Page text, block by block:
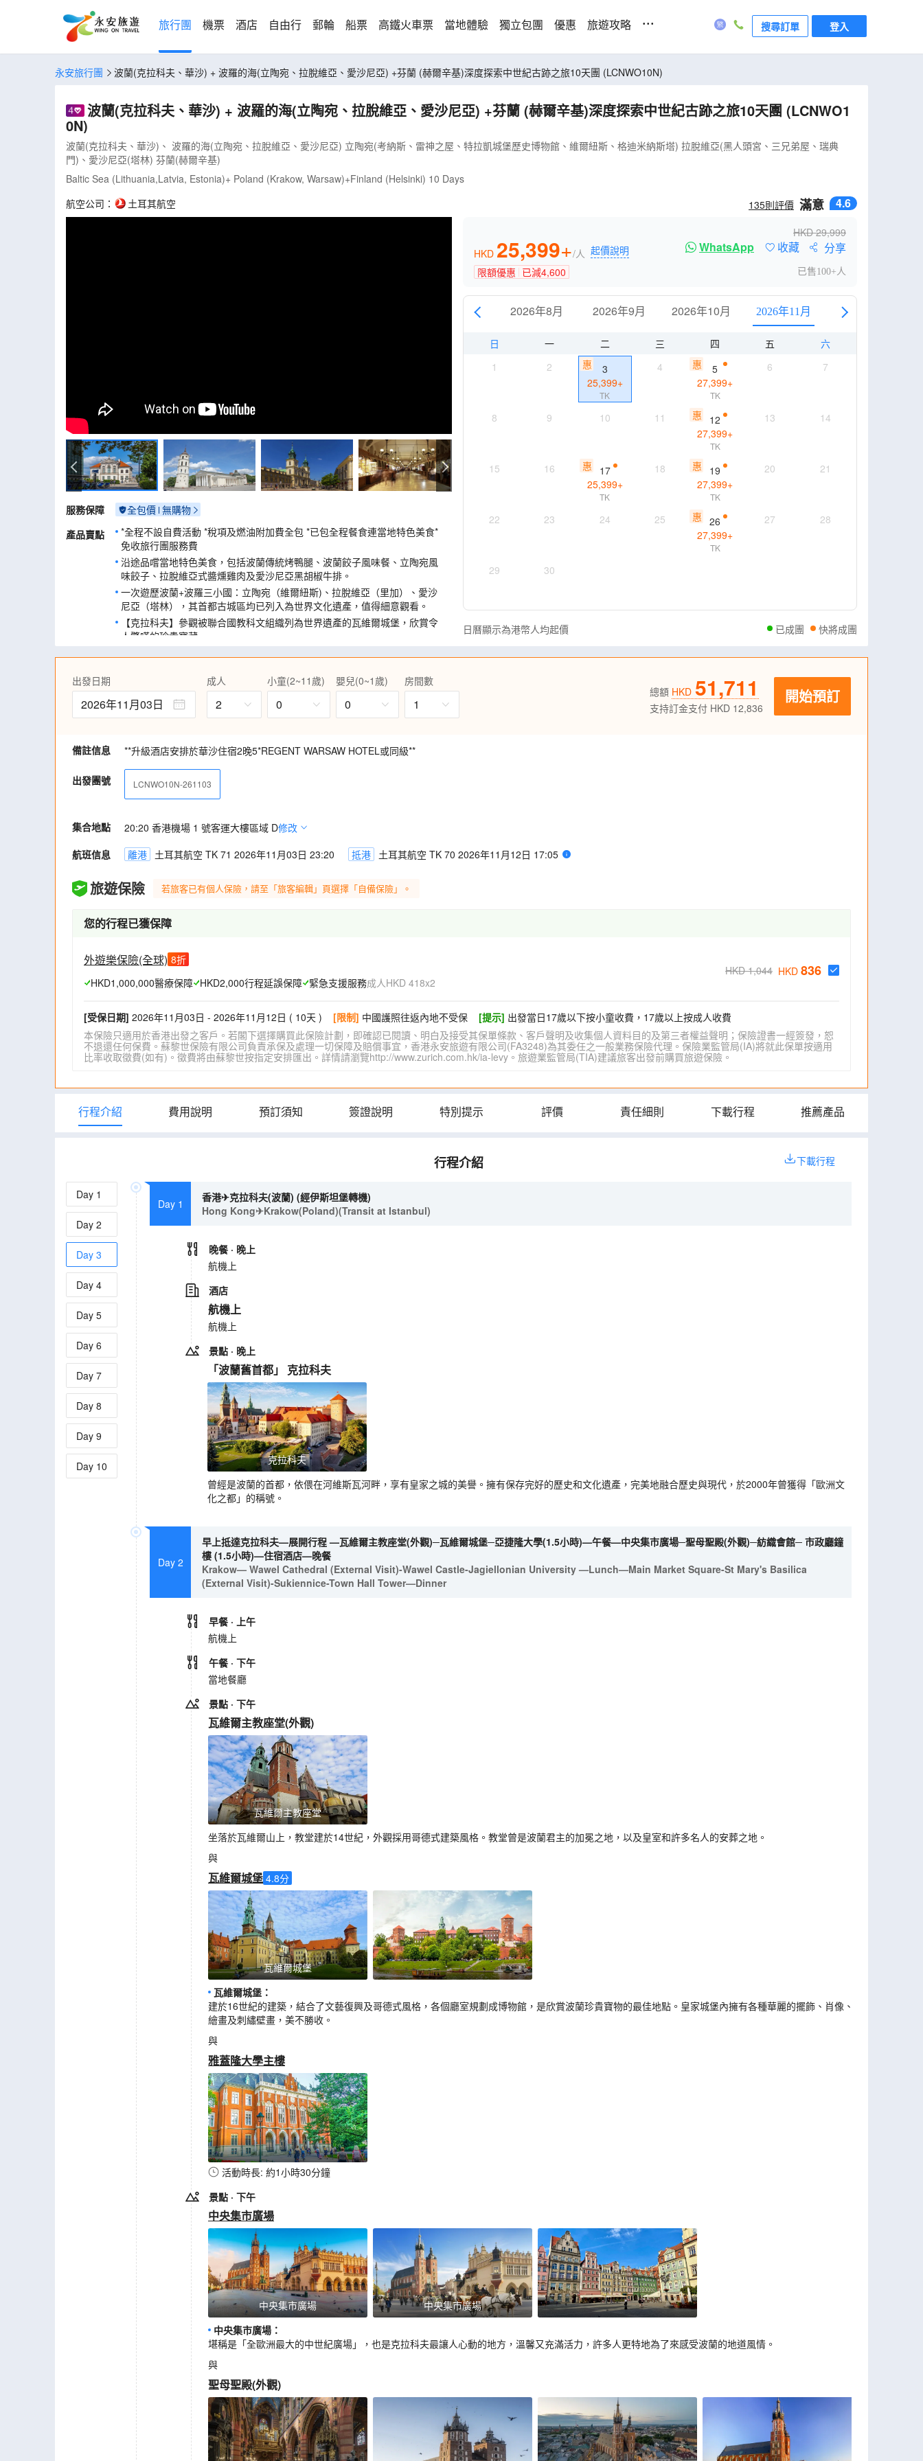
旅行團 機票 酒店 自由行 郵輪 船票 高鐵火車票 當地體驗 獨立包團 優惠 旅遊攻略 ... 搜尋訂單 登入
永安旅行團 波蘭(克拉科夫、華沙) + 波羅的海(立陶宛、拉脫維亞、愛沙尼亞) +芬蘭 (赫爾辛基)深度探索中世紀古跡之旅10天團 (LCNWO10N)
波蘭(克拉科夫、華沙) + 波羅的海(立陶宛、拉脫維亞、愛沙尼亞) +芬蘭 (赫爾辛基)深度探索中世紀古跡之旅10天團 (LCNWO1
0N)
波蘭(克拉科夫、華沙)、 波羅的海(立陶宛、拉脫維亞、愛沙尼亞) 立陶宛(考納斯、雷神之屋、特拉凱城堡歷史博物館、維爾紐斯、格迪米納斯塔) 拉脫維亞(黑人頭宮、三兄弟屋、瑞典
門)、愛沙尼亞(塔林) 芬蘭(赫爾辛基)
Baltic Sea (Lithuania,Latvia, Estonia)+ Poland (Krakow, Warsaw)+Finland (Helsinki) 10 Days
航空公司：
土耳其航空 135則評價 滿意 4.6
服務保障 全包價 無購物
產品賣點
*全程不設自費活動 *稅項及燃油附加費全包 *已包全程餐食連當地特色美食*
免收旅行團服務費
沿途品嚐當地特色美食，包括波蘭傳統烤鴨腿、波蘭餃子風味餐、立陶宛風
味餃子、拉脫維亞式醬燻雞肉及愛沙尼亞黑胡椒牛排。
一次遊歷波蘭+波羅三小國：立陶宛（維爾紐斯)、拉脫維亞（里加）、愛沙
尼亞（塔林），其首都古城區均已列入為世界文化遺產，值得細意觀看。
【克拉科夫】參觀被聯合國教科文組織列為世界遺產的瓦維爾城堡，欣賞令
人驚嘆的珍貴寶藏。
【克拉科夫】歷史見證之旅~奧斯威辛集中營，了解二戰期間納粹德國的暴
行，見證歷史遺跡。
【華沙】到訪收藏音樂家蕭邦之心藏而聞名全球的「聖十字教堂」(外觀)和蕭
【立陶宛】到訪湖中紅堡~特拉凱城堡歷史博物館，見證立陶宛歷史。
【立陶宛】重本包入場參觀波羅的海三小國中最負盛名之「隆黛爾宮」，由
義大利巴洛克天才大師建造而成。鵝黃色的宮殿搭配巴洛克式庭園，展現雍
容華貴的氣度。
【拉脫維亞】探訪拉脫維亞首都里加，參觀著名的三兄弟屋、市政廣場及證
【愛沙尼亞】漫步塔林市中心有趣街名~長、短腿街，短腿街沿途滿佈藝術廊
與商店，極具文化氣息。
【愛沙尼亞】乘渡輪由愛沙尼亞首都~塔林往赫爾辛基，省時舒適。
HKD29,999
HKD 25,399+/人 起價說明
限額優惠 已減4,600
WhatsApp 收藏 分享
已售100+人
2026年8月 2026年9月 2026年10月 2026年11月 2026年12月
日 一 二 三 四 五
六
1
2 惠
3
25,399+
TK
4 惠
5
27,399+
TK
6 7
8 9 10 11 惠
12
27,399+
TK
13 14
15 16 惠
17
25,399+
TK
18 惠
19
27,399+
TK
20 21
22 23 24 25 惠
26
27,399+
TK
27 28
29 30
日曆顯示為港幣人均起價 已成團 快將成團
出發日期
2026年11月03日
成人
2
小童(2~11歲)
0
嬰兒(0~1歲)
0
房間數
1
總額 HKD 51,711
支持訂金支付 HKD 12,836
開始預訂
備註信息 **升級酒店安排於華沙住宿2晚5*REGENT WARSAW HOTEL或同級**
出發團號 LCNWO10N-261103
集合地點 20:20 香港機場 1 號客運大樓區域 D修改
航班信息
離港 土耳其航空 TK 71 2026年11月03日 23:20 抵港 土耳其航空 TK 70 2026年11月12日 17:05
旅遊保險 若旅客已有個人保險，請至「旅客編輯」頁選擇「自備保險」。
您的行程已獲保障
外遊樂保險(全球) 8折
HKD1,000,000醫療保障 HKD2,000行程延誤保障 緊急支援服務成人HKD 418x2
HKD 1,044 HKD 836
[受保日期] 2026年11月03日 - 2026年11月12日 ( 10天 ) [限制] 中國護照往返內地不受保 [提示] 出發當日17歲以下按小童收費，17歲以上按成人收費
本保險只適用於香港出發之客戶。若閣下選擇購買此保險計劃，即確認已閱讀、明白及接受其保單條款、客戶聲明及收集個人資料目的及第三者權益聲明；保險證書一經簽發，恕
不退還任何保費。蘇黎世保險有限公司負責承保及處理一切保障及賠償事宜，香港永安旅遊有限公司(FA3248)為其委任之一般業務保險代理。保險業監管局(IA)將就此保單按適用
比率收取徵費(如有)。徵費將由蘇黎世按指定安排匯出。詳情請瀏覽http://www.zurich.com.hk/ia-levy。旅遊業監管局(TIA)建議旅客出發前購買旅遊保險。
行程介紹 費用說明 預訂須知 簽證說明 特別提示 評價 責任細則 下載行程 推薦產品
行程介紹 下載行程
Day 1
Day 2
Day 3
Day 4
Day 5
Day 6
Day 7
Day 8
Day 9
Day 10
Day 1
香港✈克拉科夫(波蘭) (經伊斯坦堡轉機)
Hong Kong✈Krakow(Poland)(Transit at Istanbul)
晚餐 · 晚上
航機上
酒店
航機上
航機上
景點 · 晚上
「波蘭舊首都」 克拉科夫
克拉科夫
曾經是波蘭的首都，依偎在河維斯瓦河畔，享有皇家之城的美譽。擁有保存完好的歷史和文化遺產，完美地融合歷史與現代，於2000年曾獲得「歐洲文
化之都」的稱號。
Day 2
早上抵達克拉科夫—展開行程 —瓦維爾主教座堂(外觀)─瓦維爾城堡─亞捷隆大學(1.5小時)—午餐—中央集市廣場─聖母聖殿(外觀)─紡織會館─ 市政廳鐘
樓 (1.5小時)—住宿酒店—晚餐
Krakow— Wawel Cathedral (External Visit)-Wawel Castle-Jagiellonian University —Lunch—Main Market Square-St Mary's Basilica
(External Visit)-Sukiennice-Town Hall Tower—Dinner
早餐 · 上午
航機上
午餐 · 下午
當地餐廳
景點 · 下午
瓦維爾主教座堂(外觀)
瓦維爾主教座堂
坐落於瓦維爾山上，教堂建於14世紀，外觀採用哥德式建築風格。教堂曾是波蘭君主的加冕之地，以及皇室和許多名人的安葬之地。
與
瓦維爾城堡 4.8分
瓦維爾城堡
瓦維爾城堡 ：
建於16世紀的建築，結合了文藝復興及哥德式風格，各個廳室規劃成博物館，是欣賞波蘭珍貴寶物的最佳地點。皇家城堡內擁有各種華麗的擺飾、肖像、
繪畫及刺繡壁畫，美不勝收。
與
雅蓋隆大學主樓
活動時長: 約1小時30分鐘
景點 · 下午
中央集市廣場
中央集市廣場
中央集市廣場
中央集市廣場 ：
堪稱是「全歐洲最大的中世紀廣場」，也是克拉科夫最讓人心動的地方，溫馨又充滿活力，許多人更特地為了來感受波蘭的地道風情。
與
聖母聖殿(外觀)